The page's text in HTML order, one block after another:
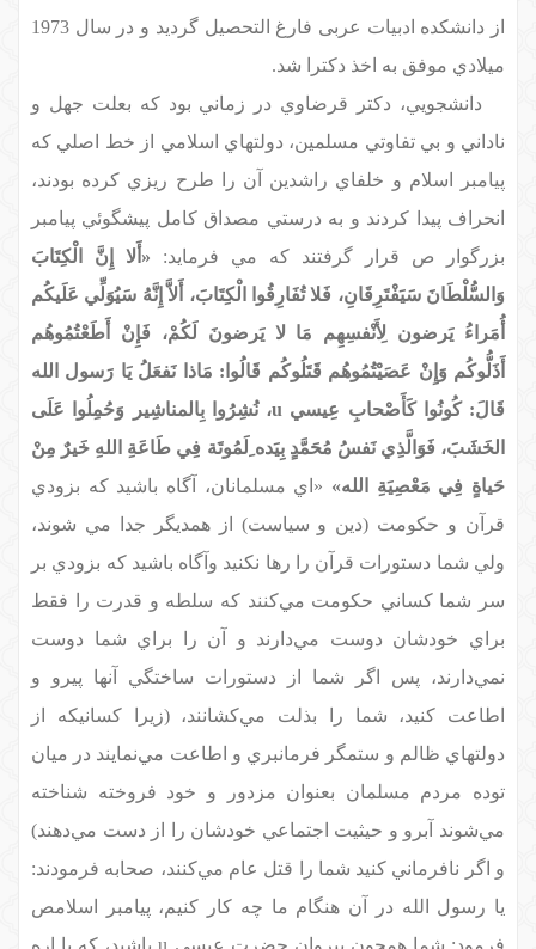
از دانشكده ادبيات عربی فارغ التحصيل گرديد و در سال 1973
ميلادي موفق به اخذ دكترا شد.
دانشجويي، دكتر قرضاوي در زماني بود كه بعلت جهل و
ناداني و بي تفاوتي مسلمين، دولتهاي اسلامي از خط اصلي كه
پيامبر اسلام و خلفاي راشدين آن را طرح ريزي كرده بودند،
انحراف پيدا كردند و به درستي مصداق كامل پيشگوئي پيامبر
بزرگوار ص قرار گرفتند كه مي فرمايد: «أَلا إِنَّ الْكِتَابَ
وَالسُّلْطَانَ سَيَفْتَرِقَانِ، فَلا تُفَارِقُوا الْكِتَابَ، ‌أ لاَّ إِنَّهُ سَيُوَلِّي عَلَيكُم
أُمَراءُ يَرضون لِأَنْفسِهِم مَا لا يَرضونَ لَكُمْ، فَإِنْ أَطَعْتُمُوهُم
أَذَلُّوكُم وَإِنْ عَصَيْتُمُوهُم قَتَلُوكُم قَالُوا: مَاذا نَفعَلُ يَا رَسول الله
قَالَ: كُونُوا كَأَصْحابِ عِيسي u، نُشِرُوا بِالمناشِير وَحُمِلُوا عَلَى
الخَشَبَ، فَوَالَّذِي نَفسُ مُحَمَّدٍ بِيَده ِلَمُوتَة فِي طَاعَةِ اللهِ خَيرٌ مِنْ
حَياةٍ فِي مَعْصِيَةِ الله» «اي مسلمانان، آگاه باشيد كه بزودي
قرآن و حكومت (دين و سياست) از همديگر جدا مي شوند،
ولي شما دستورات قرآن را رها نكنيد وآگاه باشيد كه بزودي بر
سر شما كساني حكومت مي‌كنند كه سلطه و قدرت را فقط
براي خودشان دوست مي‌دارند و آن را براي شما دوست
نمي‌دارند، پس اگر شما از دستورات ساختگي آنها پيرو و
اطاعت كنيد، شما را بذلت مي‌كشانند، (زيرا كسانيكه از
دولتهاي ظالم و ستمگر فرمانبري و اطاعت مي‌نمايند در ميان
توده مردم مسلمان بعنوان مزدور و خود فروخته شناخته
مي‌شوند آبرو و حيثيت اجتماعي خودشان را از دست مي‌دهند)
و اگر نافرماني كنيد شما را قتل عام مي‌كنند، صحابه فرمودند:
يا رسول الله در آن هنگام ما چه كار كنيم، پيامبر اسلامص
فرمود: شما همچون پيروان حضرت عيسي uباشيد، كه با اره